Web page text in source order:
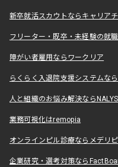
新卒就活スカウトならキャリア
フリーター・既卒・未経験の就
障がい者雇用ならワークリア
らくらく入退院支援システムな
人と組織のお悩み解決なら
業務可視化はremopia
オンラインピル診療ならメデリ
企業研究・選考対策なら